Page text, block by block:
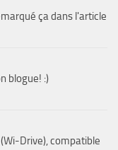
ça dans l'article
blogue! :)
Drive), compatible